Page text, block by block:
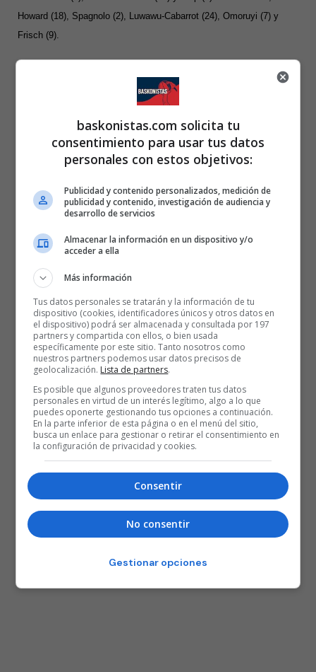
Howard (18), Spagnolo (2), Luwawu-Cabarrot (24), Omoruyi (7) y
Frisch (9).
Luis Miguel Castillo, Vicente Martínez y Ariadna Chueca.
Encuentro correspondiente a la decimotercera jornada
de la liga Endesa disputado en el Pazo Provincial dos Deportes de
Lugo ante 5.310 espectadores.
BREOGAN Temporada 25/26
25 AÑOS BASKONISTAS
baskonistas.com solicita tu
consentimiento para usar tus datos
personales con estos objetivos:
Publicidad y contenido personalizados, medición de
publicidad y contenido, investigación de audiencia y
desarrollo de servicios
Almacenar la información en un dispositivo y/o
acceder a ella
Más información
Tus datos personales se tratarán y la información de tu
dispositivo (cookies, identificadores únicos y otros datos en
el dispositivo) podrá ser almacenada y consultada por 197
partners y compartida con ellos, o bien usada
específicamente por este sitio. Tanto nosotros como
nuestros partners podemos usar datos precisos de
geolocalización. Lista de partners.
Es posible que algunos proveedores traten tus datos
personales en virtud de un interés legítimo, algo a lo que
puedes oponerte gestionando tus opciones a continuación.
En la parte inferior de esta página o en el menú del sitio,
busca un enlace para gestionar o retirar el consentimiento en
la configuración de privacidad y cookies.
Consentir
No consentir
Gestionar opciones